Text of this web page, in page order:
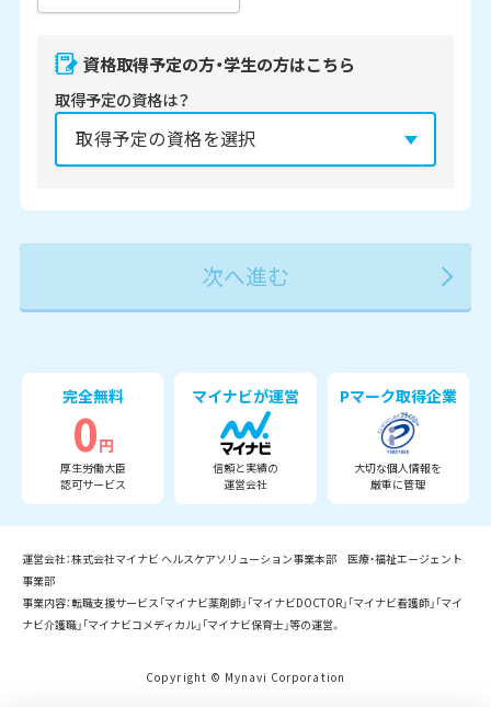
資格取得予定の方・学生の方はこちら
取得予定の資格は？
2027年 2028年 2029年 3月
完全無料
0円
厚生労働大臣
認可サービス
マイナビが運営
信頼と実績の
運営会社
Pマーク取得企業
大切な個人情報を
厳重に管理
運営会社：株式会社マイナビ ヘルスケアソリューション事業本部 医療・福祉エージェント
事業部
事業内容：転職支援サービス「マイナビ薬剤師」「マイナビDOCTOR」「マイナビ看護師」「マイ
ナビ介護職」「マイナビコメディカル」「マイナビ保育士」等の運営。
Copyright © Mynavi Corporation